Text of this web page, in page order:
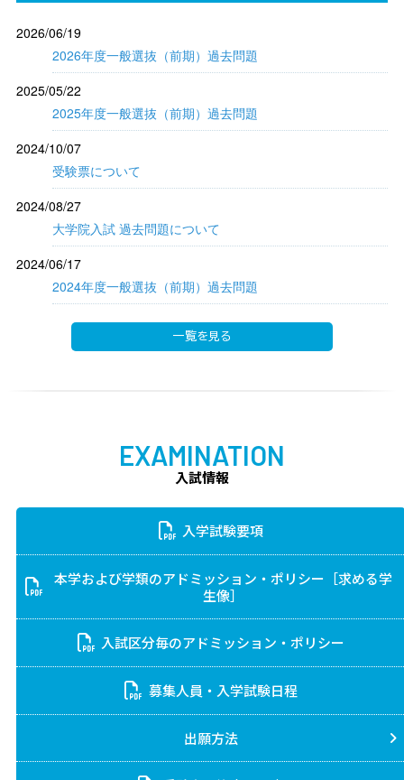
2026/06/19
2026年度一般選抜（前期）過去問題
2025/05/22
2025年度一般選抜（前期）過去問題
2024/10/07
受験票について
2024/08/27
大学院入試 過去問題について
2024/06/17
2024年度一般選抜（前期）過去問題
一覧を見る
EXAMINATION
入試情報
入学試験要項
本学および学類のアドミッション・ポリシー［求める学
生像］
入試区分毎のアドミッション・ポリシー
募集人員・入学試験日程
出願方法